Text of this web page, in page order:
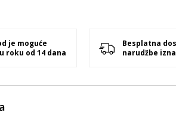
je moguće
roku od 14 dana
Besplatna
narudžbe